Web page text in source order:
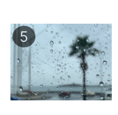
5